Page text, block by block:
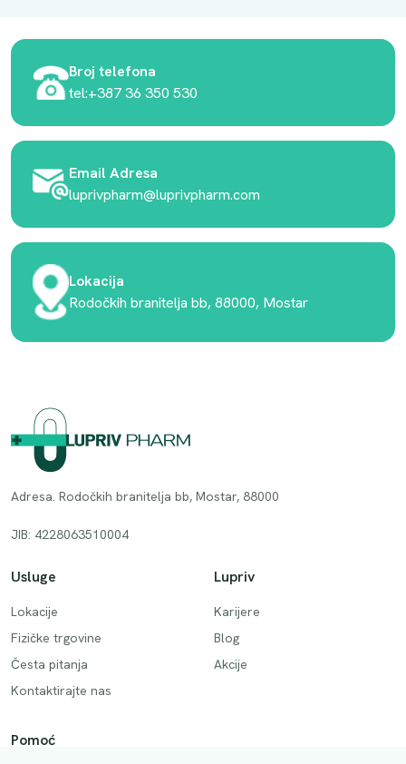
Broj telefona
tel:+387 36 350 530
Email Adresa
luprivpharm@luprivpharm.com
Lokacija
Rodočkih branitelja bb, 88000, Mostar
Adresa. Rodočkih branitelja bb, Mostar, 88000
JIB: 4228063510004
Usluge
Lokacije
Fizičke trgovine
Česta pitanja
Kontaktirajte nas
Lupriv
Karijere
Blog
Akcije
Pomoć